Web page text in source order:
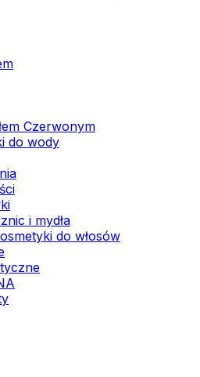
Czerwonym
do wody
i mydła
do włosów